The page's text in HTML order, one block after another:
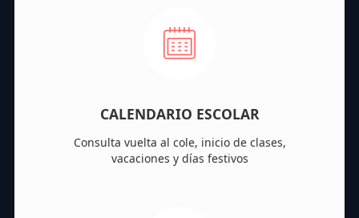
CALENDARIO ESCOLAR
Consulta vuelta al cole, inicio de clases,
vacaciones y días festivos